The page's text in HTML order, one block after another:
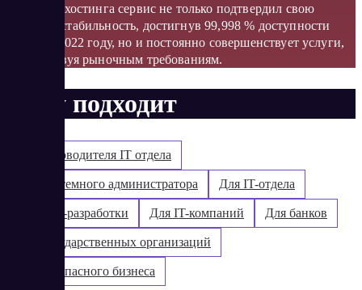
в области хостинга сервис не только подтвердил свою
высокую стабильность, достигнув 99,998 % доступности
сайтов в 2022 году, но и постоянно совершенствует услуги,
соответствуя рыночным требованиям.
Кому подходит
Для руководителя IT отдела
Для системного администратора Для IT-отдела
Для web-разработки Для IT-компаний Для банков
Для государственных организаций
Для безопасного бизнеса